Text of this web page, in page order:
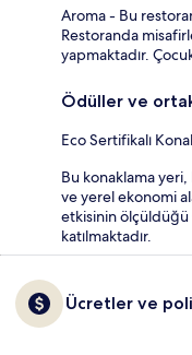
Aroma - Bu
Restoranda
yapmaktadır.
Ödüller ve
Eco Sertifikalı
Bu konaklama
ve yerel ekonomi
etkisinin ölçüldüğü
katılmaktadır.
Ücretler ve